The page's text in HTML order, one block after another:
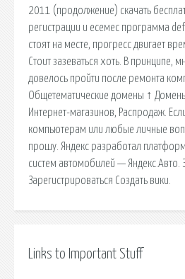
2011 (продолжение) скачать
регистрации и есемес программа
стоят на месте, прогресс двигает
Стоит зазеваться хоть. В принципе,
довелось пройти после ремонта
Общетематические домены ↑
Интернет-магазинов, Распродаж.
компьютерам или любые личные
прошу. Яндекс разработал
систем автомобилей — Яндекс.Авто.
Зарегистрироваться Создать вики.
Links to Important Stuff